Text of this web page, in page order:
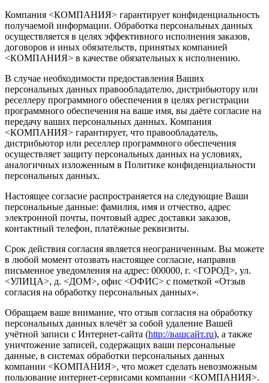
Компания <КОМПАНИЯ> гарантирует конфиденциальность
получаемой информации. Обработка персональных данных
осуществляется в целях эффективного исполнения заказов,
договоров и иных обязательств, принятых компанией
<КОМПАНИЯ> в качестве обязательных к исполнению.
В случае необходимости предоставления Ваших
персональных данных правообладателю, дистрибьютору или
реселлеру программного обеспечения в целях регистрации
программного обеспечения на ваше имя, вы даёте согласие на
передачу ваших персональных данных. Компания
<КОМПАНИЯ> гарантирует, что правообладатель,
дистрибьютор или реселлер программного обеспечения
осуществляет защиту персональных данных на условиях,
аналогичных изложенным в Политике конфиденциальности
персональных данных.
Настоящее согласие распространяется на следующие Ваши
персональные данные: фамилия, имя и отчество, адрес
электронной почты, почтовый адрес доставки заказов,
контактный телефон, платёжные реквизиты.
Срок действия согласия является неограниченным. Вы можете
в любой момент отозвать настоящее согласие, направив
письменное уведомления на адрес: 000000, г. <ГОРОД>, ул.
<УЛИЦА>, д. <ДОМ>, офис <ОФИС> с пометкой «Отзыв
согласия на обработку персональных данных».
Обращаем ваше внимание, что отзыв согласия на обработку
персональных данных влечёт за собой удаление Вашей
учётной записи с Интернет-сайта (http://вашсайт.ru), а также
уничтожение записей, содержащих ваши персональные
данные, в системах обработки персональных данных
компании <КОМПАНИЯ>, что может сделать невозможным
пользование интернет-сервисами компании <КОМПАНИЯ>.